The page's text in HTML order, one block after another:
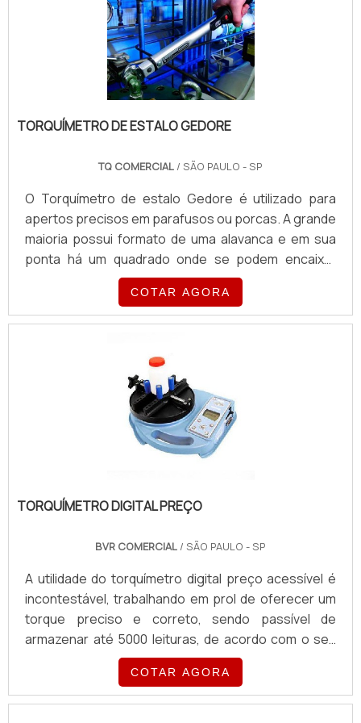
adaptadores, entre out.
TORQUÍMETRO DE ESTALO GEDORE
TQ COMERCIAL / SÃO PAULO - SP
O Torquímetro de estalo Gedore é utilizado para
apertos precisos em parafusos ou porcas. A grande
maioria possui formato de uma alavanca e em sua
ponta há um quadrado onde se podem encaixar
vários acessórios tais como: soquetes, chaves e
adaptadores, entre outros. Foi dado o nome de
torquimetro de estalo pela particularidade que há em
com um estalo.Serviços que necessitam do produto
Manutenção; Construção; Montagem; Dentistas;
Ortopedistas em ár.
COTAR AGORA
TORQUÍMETRO DIGITAL PREÇO
BVR COMERCIAL / SÃO PAULO - SP
A utilidade do torquímetro digital preço acessível é
incontestável, trabalhando em prol de oferecer um
torque preciso e correto, sendo passível de
armazenar até 5000 leituras, de acordo com o seu
modelo. Por esses e por muitos outros motivos, os
torquímetros são de larga procura e aplicação nos
setores industriais, tornando-se ferramentas
COTAR AGORA